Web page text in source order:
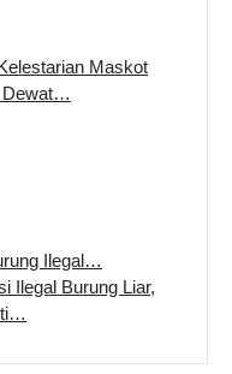
Maskot
Dewat…
Ilegal…
Ilegal Burung Liar,